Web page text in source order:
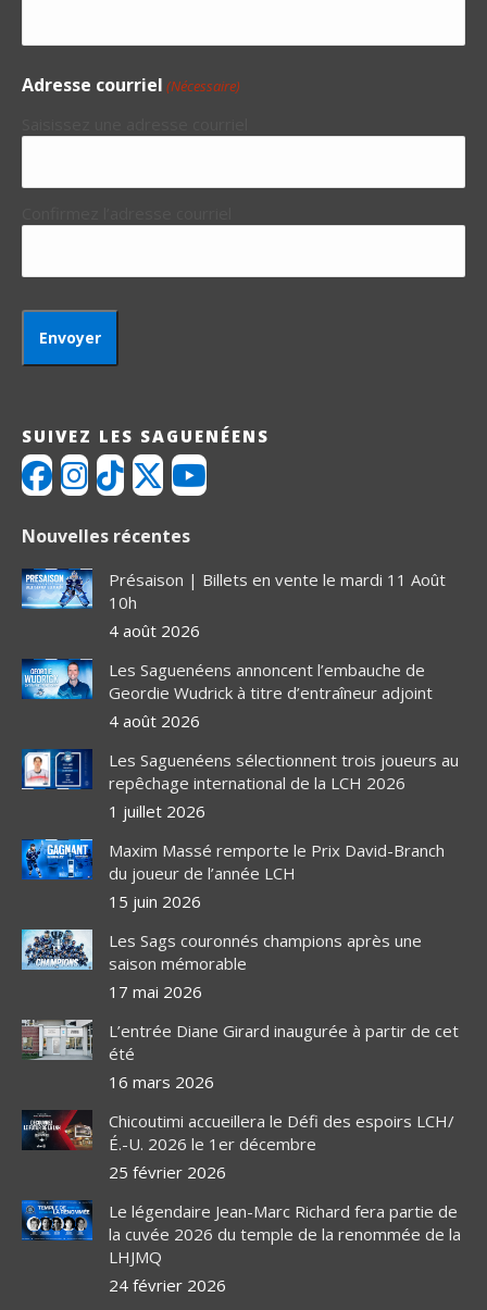
Adresse courriel (Nécessaire)
SUIVEZ LES SAGUENÉENS
Nouvelles récentes
Présaison | Billets en vente le mardi 11 Août
10h
4 août 2026
Les Saguenéens annoncent l’embauche de
Geordie Wudrick à titre d’entraîneur adjoint
4 août 2026
Les Saguenéens sélectionnent trois joueurs au
repêchage international de la LCH 2026
1 juillet 2026
Maxim Massé remporte le Prix David-Branch
du joueur de l’année LCH
15 juin 2026
Les Sags couronnés champions après une
saison mémorable
17 mai 2026
L’entrée Diane Girard inaugurée à partir de cet
été
16 mars 2026
Chicoutimi accueillera le Défi des espoirs LCH/
É.-U. 2026 le 1er décembre
25 février 2026
Le légendaire Jean-Marc Richard fera partie de
la cuvée 2026 du temple de la renommée de la
LHJMQ
24 février 2026